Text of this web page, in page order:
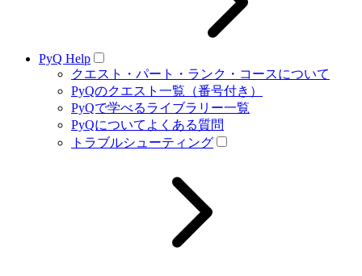
PyQ Help
クエスト・パート・ランク・コースについて
PyQのクエスト一覧（番号付き）
PyQで学べるライブラリー一覧
PyQについてよくある質問
トラブルシューティング